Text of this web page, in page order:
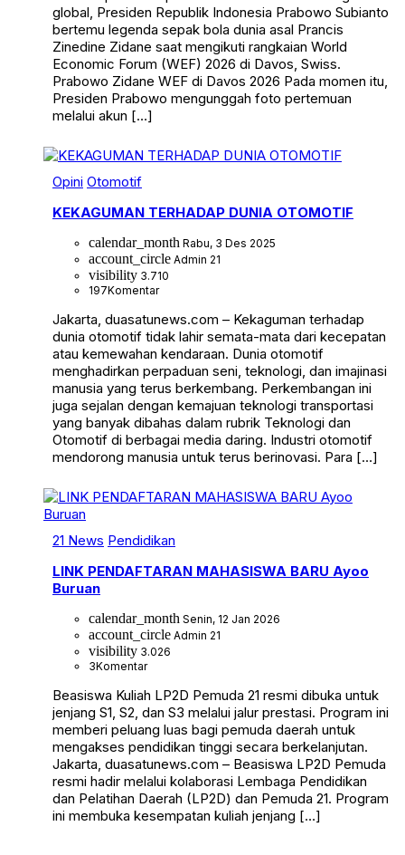
global, Presiden Republik Indonesia Prabowo Subianto
bertemu legenda sepak bola dunia asal Prancis
Zinedine Zidane saat mengikuti rangkaian World
Economic Forum (WEF) 2026 di Davos, Swiss.
Prabowo Zidane WEF di Davos 2026 Pada momen itu,
Presiden Prabowo mengunggah foto pertemuan
melalui akun […]
Opini Otomotif
KEKAGUMAN TERHADAP DUNIA OTOMOTIF
calendar_month Rabu, 3 Des 2025
account_circle Admin 21
visibility 3.710
197Komentar
Jakarta, duasatunews.com – Kekaguman terhadap
dunia otomotif tidak lahir semata-mata dari kecepatan
atau kemewahan kendaraan. Dunia otomotif
menghadirkan perpaduan seni, teknologi, dan imajinasi
manusia yang terus berkembang. Perkembangan ini
juga sejalan dengan kemajuan teknologi transportasi
yang banyak dibahas dalam rubrik Teknologi dan
Otomotif di berbagai media daring. Industri otomotif
mendorong manusia untuk terus berinovasi. Para […]
21 News Pendidikan
LINK PENDAFTARAN MAHASISWA BARU Ayoo
Buruan
calendar_month Senin, 12 Jan 2026
account_circle Admin 21
visibility 3.026
3Komentar
Beasiswa Kuliah LP2D Pemuda 21 resmi dibuka untuk
jenjang S1, S2, dan S3 melalui jalur prestasi. Program ini
memberi peluang luas bagi pemuda daerah untuk
mengakses pendidikan tinggi secara berkelanjutan.
Jakarta, duasatunews.com – Beasiswa LP2D Pemuda
resmi hadir melalui kolaborasi Lembaga Pendidikan
dan Pelatihan Daerah (LP2D) dan Pemuda 21. Program
ini membuka kesempatan kuliah jenjang […]